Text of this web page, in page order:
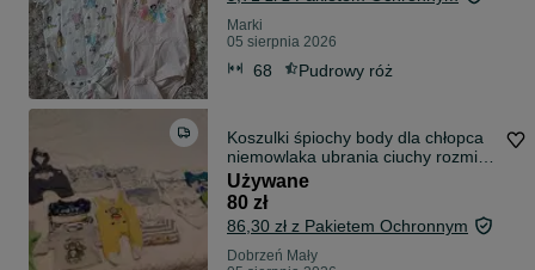
Marki
05 sierpnia 2026
68 Pudrowy róż
Koszulki śpiochy body dla chłopca
niemowlaka ubrania ciuchy rozmiar
50
Używane
80 zł
86,30 zł z Pakietem Ochronnym
Dobrzeń Mały